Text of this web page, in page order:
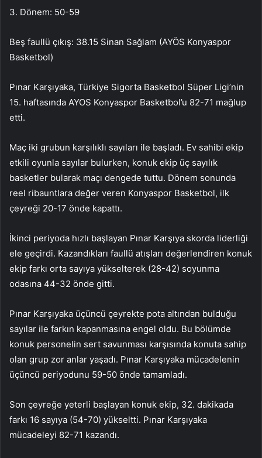
3. Dönem: 50-59
Beş faullü çıkış: 38.15 Sinan Sağlam (AYÖS Konyaspor
Basketbol)
Pınar Karşıyaka, Türkiye Sigorta Basketbol Süper Ligi’nin
15. haftasında AYOS Konyaspor Basketbol’u 82-71 mağlup
etti.
Maç iki grubun karşılıklı sayıları ile başladı. Ev sahibi ekip
etkili oyunla sayılar bulurken, konuk ekip üç sayılık
basketler bularak maçı dengede tuttu. Dönem sonunda
reel ribauntlara değer veren Konyaspor Basketbol, ​​ilk
çeyreği 20-17 önde kapattı.
İkinci periyoda hızlı başlayan Pınar Karşıya skorda liderliği
ele geçirdi. Kazandıkları faullü atışları değerlendiren konuk
ekip farkı orta sayıya yükselterek (28-42) soyunma
odasına 44-32 önde gitti.
Pınar Karşıyaka üçüncü çeyrekte pota altından bulduğu
sayılar ile farkın kapanmasına engel oldu. Bu bölümde
konuk personelin sert savunması karşısında konuta sahip
olan grup zor anlar yaşadı. Pınar Karşıyaka mücadelenin
üçüncü periyodunu 59-50 önde tamamladı.
Son çeyreğe yeterli başlayan konuk ekip, 32. dakikada
farkı 16 sayıya (54-70) yükseltti. Pınar Karşıyaka
mücadeleyi 82-71 kazandı.